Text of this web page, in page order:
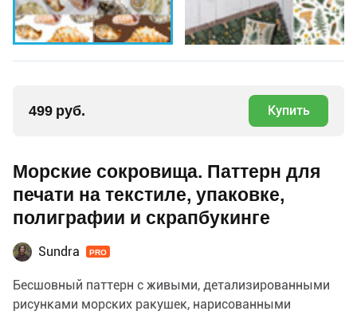
499 руб. Купить
Морские сокровища. Паттерн для
печати на текстиле, упаковке,
полиграфии и скрапбукинге
Sundra PRO
Бесшовный паттерн с живыми, детализированными
рисунками морских ракушек, нарисованными